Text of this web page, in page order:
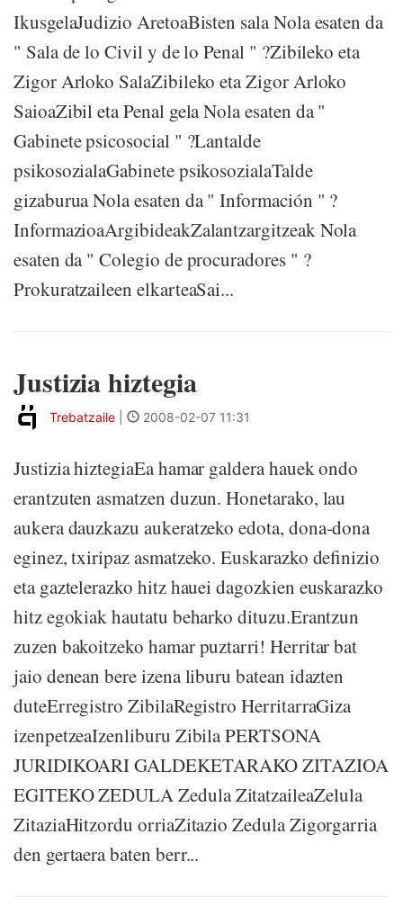
IkusgelaJudizio AretoaBisten sala Nola esaten da
" Sala de lo Civil y de lo Penal " ?Zibileko eta
Zigor Arloko SalaZibileko eta Zigor Arloko
SaioaZibil eta Penal gela Nola esaten da "
Gabinete psicosocial " ?Lantalde
psikosozialaGabinete psikosozialaTalde
gizaburua Nola esaten da " Información " ?
InformazioaArgibideakZalantzargitzeak Nola
esaten da " Colegio de procuradores " ?
Prokuratzaileen elkarteaSai...
Justizia hiztegia
Trebatzaile 2008-02-07 11:31
Justizia hiztegiaEa hamar galdera hauek ondo
erantzuten asmatzen duzun. Honetarako, lau
aukera dauzkazu aukeratzeko edota, dona-dona
eginez, txiripaz asmatzeko. Euskarazko definizio
eta gaztelerazko hitz hauei dagozkien euskarazko
hitz egokiak hautatu beharko dituzu.Erantzun
zuzen bakoitzeko hamar puztarri! Herritar bat
jaio denean bere izena liburu batean idazten
duteErregistro ZibilaRegistro HerritarraGiza
izenpetzeaIzenliburu Zibila PERTSONA
JURIDIKOARI GALDEKETARAKO ZITAZIOA
EGITEKO ZEDULA Zedula ZitatzaileaZelula
ZitaziaHitzordu orriaZitazio Zedula Zigorgarria
den gertaera baten berr...